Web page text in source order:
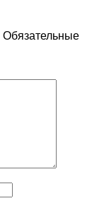
Обязательные